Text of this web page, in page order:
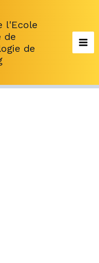
l'Ecole
de
de